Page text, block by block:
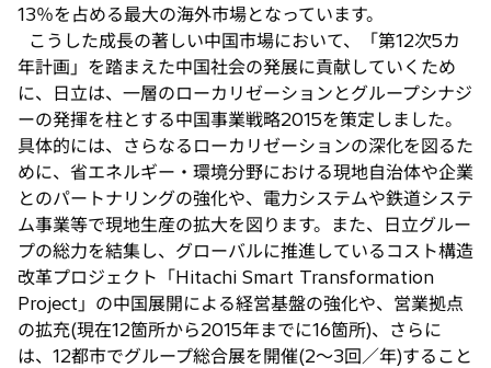
13％を占める最大の海外市場となっています。
こうした成長の著しい中国市場において、「第12次5カ
年計画」を踏まえた中国社会の発展に貢献していくため
に、日立は、一層のローカリゼーションとグループシナジ
ーの発揮を柱とする中国事業戦略2015を策定しました。
具体的には、さらなるローカリゼーションの深化を図るた
めに、省エネルギー・環境分野における現地自治体や企業
とのパートナリングの強化や、電力システムや鉄道システ
ム事業等で現地生産の拡大を図ります。また、日立グルー
プの総力を結集し、グローバルに推進しているコスト構造
改革プロジェクト「Hitachi Smart Transformation
Project」の中国展開による経営基盤の強化や、営業拠点
の拡充(現在12箇所から2015年までに16箇所)、さらに
は、12都市でグループ総合展を開催(2〜3回／年)すること